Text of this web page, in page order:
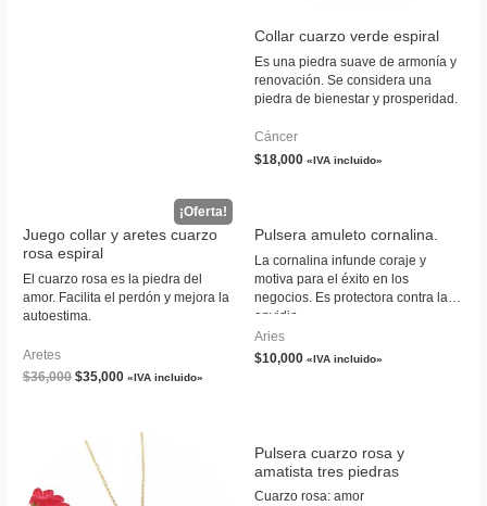
Collar cuarzo verde espiral
Es una piedra suave de armonía y
renovación. Se considera una
piedra de bienestar y prosperidad.
Cáncer
$18,000 «IVA incluido»
Juego collar y aretes cuarzo
rosa espiral
El cuarzo rosa es la piedra del
amor. Facilita el perdón y mejora la
autoestima.
Aretes
$36,000 $35,000 «IVA incluido»
Pulsera amuleto cornalina.
La cornalina infunde coraje y
motiva para el éxito en los
negocios. Es protectora contra la
envidia.
Aries
$10,000 «IVA incluido»
Pulsera cuarzo rosa y
amatista tres piedras
Cuarzo rosa: amor